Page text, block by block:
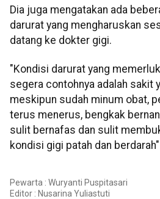
Dia juga mengatakan ada
darurat yang mengharuskan
datang ke dokter gigi.
"Kondisi darurat yang
segera contohnya adalah sakit
meskipun sudah minum obat,
terus menerus, bengkak
sulit bernafas dan sulit
kondisi gigi patah dan
Pewarta : Wuryanti Puspitasari
Editor : Nusarina Yuliastuti